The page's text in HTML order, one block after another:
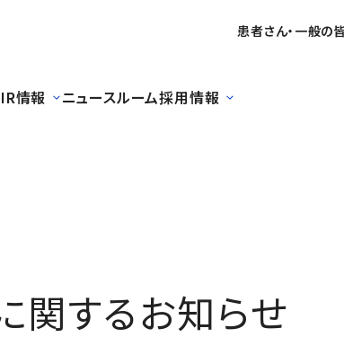
患者さん・一般の
IR情報 ニュースルーム採用情報
関するお知らせ